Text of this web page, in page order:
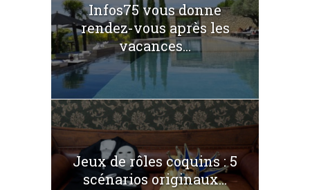
Infos75 vous donne
rendez-vous après les
vacances...
Jeux de rôles coquins : 5
scénarios originaux...